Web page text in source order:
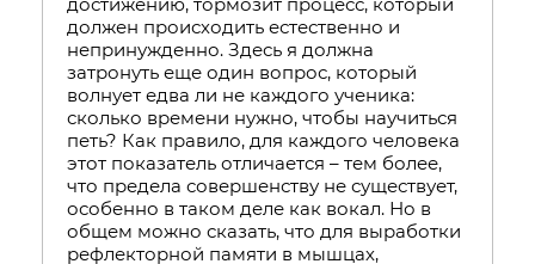
должен происходить естественно и
непринужденно. Здесь я должна
затронуть еще один вопрос, который
волнует едва ли не каждого ученика:
сколько времени нужно, чтобы научиться
петь? Как правило, для каждого человека
этот показатель отличается – тем более,
что предела совершенству не существует,
особенно в таком деле как вокал. Но в
общем можно сказать, что для выработки
рефлекторной памяти в мышцах,